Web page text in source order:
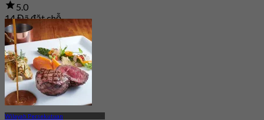
5.0
14 Đã đặt chỗ
Từ
RM 178
Wilayah Persekutuan